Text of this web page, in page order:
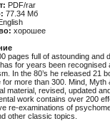
PDF/rar
77.34 Мб
хорошее
pages full of astounding and
for years been recognised
In the 80’s he released 21
for more than 300. Mind,
material, revised, updated
work contains over 200
re-examinations of
other classic topics.